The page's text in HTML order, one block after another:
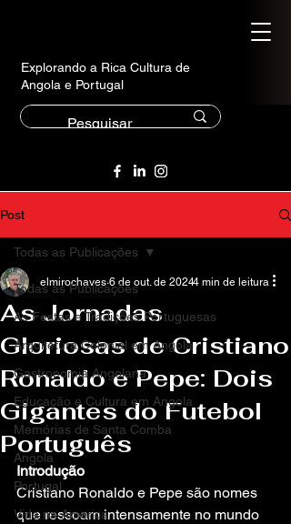
Explorando a Rica Cultura de
Angola e Portugal
Post
Todas as Publicações
As Festas e Tradições Portuguesas
Arquitetura Colonial em Angola
Gastronomia Angolana
Educação e Cultura em Angola
Memórias de Santa Comba
Angola
Portugal
Vida na America
Todas as Publicações
As Jornadas
Gloriosas de Cristiano
Ronaldo e Pepe: Dois
Gigantes do Futebol
Português
elmirochaves 6 de out. de 20244 min de leitura
Introdução
Cristiano Ronaldo e Pepe são nomes
que ressoam intensamente no mundo